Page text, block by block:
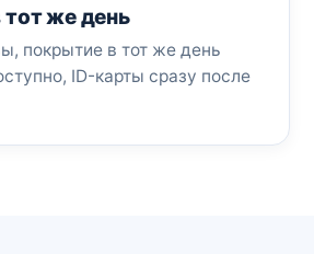
же день
покрытие в тот же день
ID-карты сразу после